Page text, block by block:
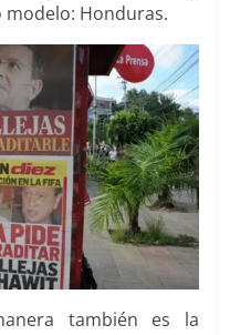
modelo: Honduras.
también es la